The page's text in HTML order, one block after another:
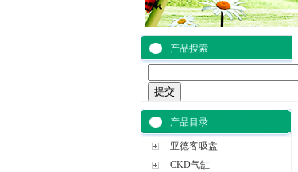
产品搜索
产品目录
亚德客吸盘
CKD气缸